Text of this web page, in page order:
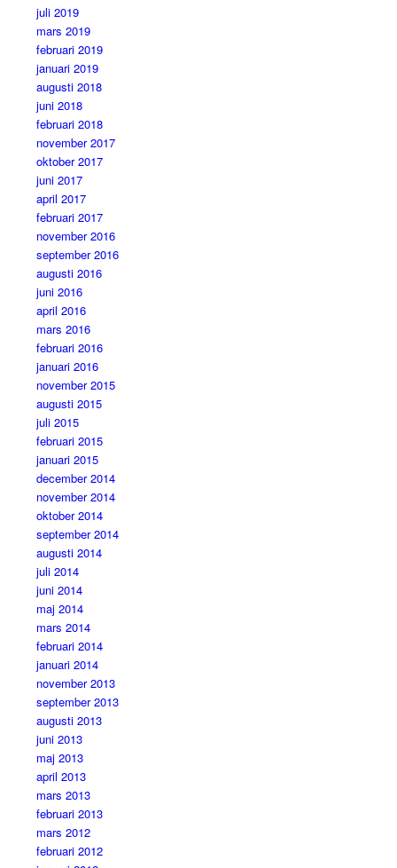
juli 2019
mars 2019
februari 2019
januari 2019
augusti 2018
juni 2018
februari 2018
november 2017
oktober 2017
juni 2017
april 2017
februari 2017
november 2016
september 2016
augusti 2016
juni 2016
april 2016
mars 2016
februari 2016
januari 2016
november 2015
augusti 2015
juli 2015
februari 2015
januari 2015
december 2014
november 2014
oktober 2014
september 2014
augusti 2014
juli 2014
juni 2014
maj 2014
mars 2014
februari 2014
januari 2014
november 2013
september 2013
augusti 2013
juni 2013
maj 2013
april 2013
mars 2013
februari 2013
mars 2012
februari 2012